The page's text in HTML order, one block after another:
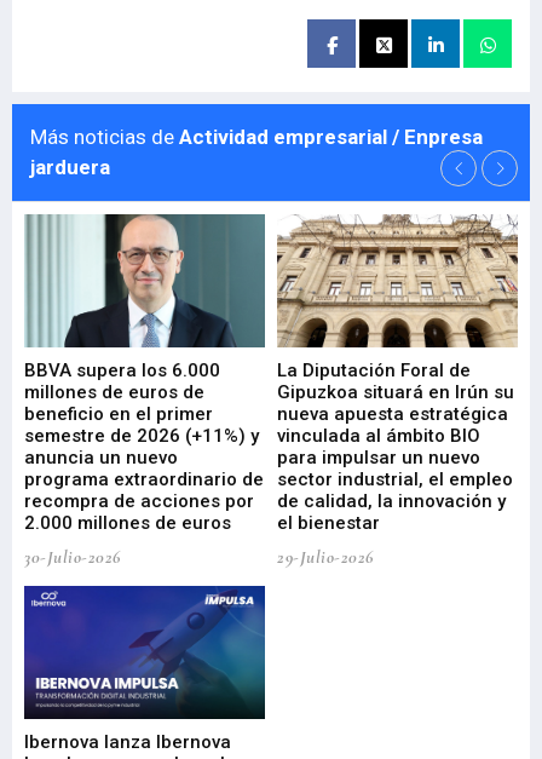
Más noticias de Actividad empresarial / Enpresa
jarduera
BBVA supera los 6.000
millones de euros de
beneficio en el primer
semestre de 2026 (+11%) y
anuncia un nuevo
programa extraordinario de
recompra de acciones por
2.000 millones de euros
30-Julio-2026
La Diputación Foral de
Gipuzkoa situará en Irún su
nueva apuesta estratégica
vinculada al ámbito BIO
para impulsar un nuevo
sector industrial, el empleo
de calidad, la innovación y
el bienestar
29-Julio-2026
Ibernova lanza Ibernova